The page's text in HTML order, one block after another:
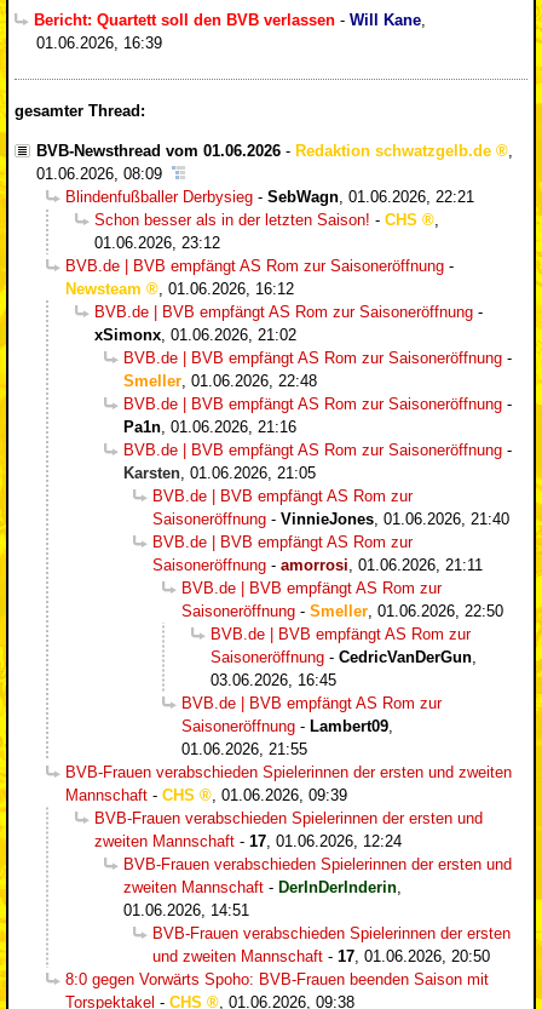
Bericht: Quartett soll den BVB verlassen - Will Kane,
01.06.2026, 16:39
gesamter Thread:
BVB-Newsthread vom 01.06.2026 - Redaktion schwatzgelb.de
01.06.2026, 08:09
Blindenfußballer Derbysieg - SebWagn 01.06.2026, 22:21
Schon besser als in der letzten Saison! - CHS
01.06.2026, 23:12
BVB.de | BVB empfängt AS Rom zur Saisoneröffnung -
Newsteam
01.06.2026, 16:12
BVB.de | BVB empfängt AS Rom zur Saisoneröffnung -
xSimonx 01.06.2026, 21:02
BVB.de | BVB empfängt AS Rom zur Saisoneröffnung -
Smeller 01.06.2026, 22:48
BVB.de | BVB empfängt AS Rom zur Saisoneröffnung -
Pa1n 01.06.2026, 21:16
BVB.de | BVB empfängt AS Rom zur Saisoneröffnung -
Karsten 01.06.2026, 21:05
BVB.de | BVB empfängt AS Rom zur
Saisoneröffnung - VinnieJones 01.06.2026, 21:40
BVB.de | BVB empfängt AS Rom zur
Saisoneröffnung - amorrosi 01.06.2026, 21:11
BVB.de | BVB empfängt AS Rom zur
Saisoneröffnung - Smeller 01.06.2026, 22:50
BVB.de | BVB empfängt AS Rom zur
Saisoneröffnung - CedricVanDerGun
03.06.2026, 16:45
BVB.de | BVB empfängt AS Rom zur
Saisoneröffnung - Lambert09
01.06.2026, 21:55
BVB-Frauen verabschieden Spielerinnen der ersten und zweiten
Mannschaft - CHS
01.06.2026, 09:39
BVB-Frauen verabschieden Spielerinnen der ersten und
zweiten Mannschaft - 17 01.06.2026, 12:24
BVB-Frauen verabschieden Spielerinnen der ersten und
zweiten Mannschaft - DerInDerInderin
01.06.2026, 14:51
BVB-Frauen verabschieden Spielerinnen der ersten
und zweiten Mannschaft - 17 01.06.2026, 20:50
8:0 gegen Vorwärts Spoho: BVB-Frauen beenden Saison mit
Torspektakel - CHS
01.06.2026, 09:38